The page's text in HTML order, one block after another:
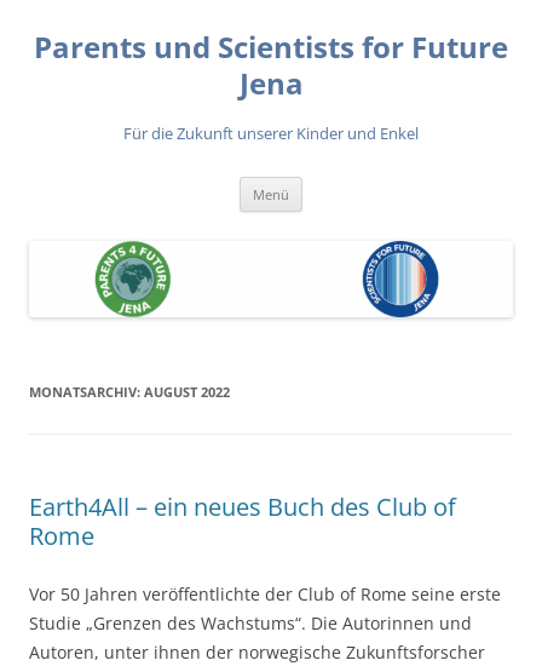
springen
Parents und Scientists for Future
Jena
Für die Zukunft unserer Kinder und Enkel
Menü
MONATSARCHIV: AUGUST 2022
Earth4All – ein neues Buch des Club of
Rome
Vor 50 Jahren veröffentlichte der Club of Rome seine erste
Studie „Grenzen des Wachstums“. Die Autorinnen und
Autoren, unter ihnen der norwegische Zukunftsforscher